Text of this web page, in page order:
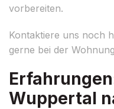
vorbereiten.
Kontaktiere uns noch
gerne bei der
Wuppertal